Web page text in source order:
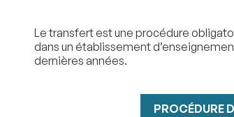
Le transfert est une procédure
dans un établissement
dernières années.
PROCÉDURE